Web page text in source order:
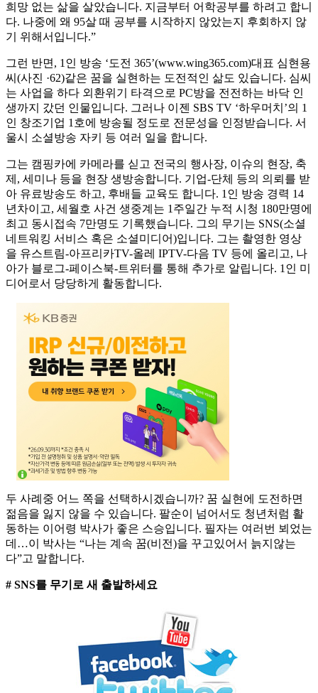
희망 없는 삶을 살았습니다. 지금부터 어학공부를 하려고 합니
다. 나중에 왜 95살 때 공부를 시작하지 않았는지 후회하지 않
기 위해서입니다.”
그런 반면, 1인 방송 ‘도전 365’(www.wing365.com)대표 심현용
씨(사진 ·62)같은 꿈을 실현하는 도전적인 삶도 있습니다. 심씨
는 사업을 하다 외환위기 타격으로 PC방을 전전하는 바닥 인
생까지 갔던 인물입니다. 그러나 이젠 SBS TV ‘하우머치’의 1
인 창조기업 1호에 방송될 정도로 전문성을 인정받습니다. 서
울시 소셜방송 자키 등 여러 일을 합니다.
그는 캠핑카에 카메라를 싣고 전국의 행사장, 이슈의 현장, 축
제, 세미나 등을 현장 생방송합니다. 기업-단체 등의 의뢰를 받
아 유료방송도 하고, 후배들 교육도 합니다. 1인 방송 경력 14
년차이고, 세월호 사건 생중계는 1주일간 누적 시청 180만명에
최고 동시접속 7만명도 기록했습니다. 그의 무기는 SNS(소셜
네트워킹 서비스 혹은 소셜미디어)입니다. 그는 촬영한 영상
을 유스트림-아프리카TV-올레 IPTV-다음 TV 등에 올리고, 나
아가 블로그-페이스북-트위터를 통해 추가로 알립니다. 1인 미
디어로서 당당하게 활동합니다.
두 사례중 어느 쪽을 선택하시겠습니까? 꿈 실현에 도전하면
젊음을 잃지 않을 수 있습니다. 팔순이 넘어서도 청년처럼 활
동하는 이어령 박사가 좋은 스승입니다. 필자는 여러번 뵈었는
데…이 박사는 “나는 계속 꿈(비전)을 꾸고있어서 늙지않는
다”고 말합니다.
# SNS를 무기로 새 출발하세요